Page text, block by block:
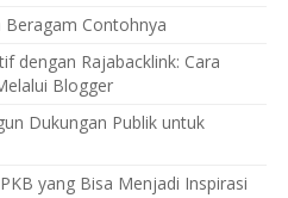
Beragam Contohnya
dengan Rajabacklink: Cara
Blogger
Dukungan Publik untuk
yang Bisa Menjadi Inspirasi